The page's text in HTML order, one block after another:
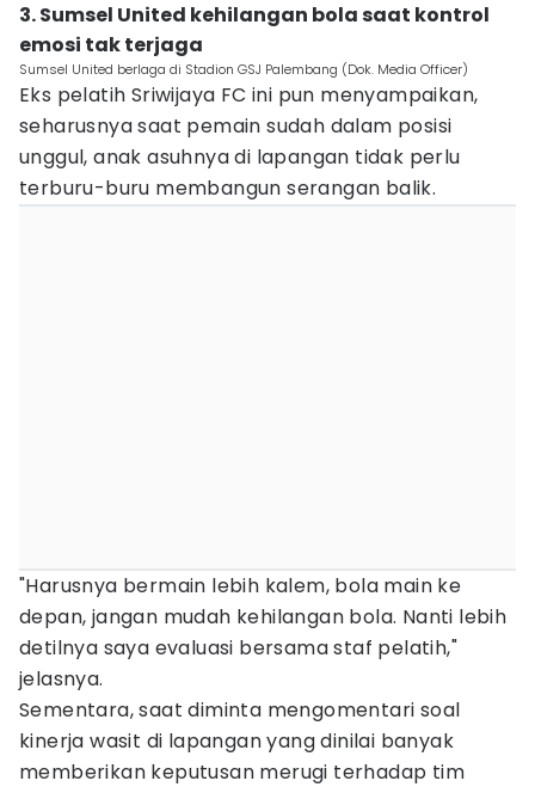
3. Sumsel United kehilangan bola saat kontrol
emosi tak terjaga
Sumsel United berlaga di Stadion GSJ Palembang (Dok. Media Officer)
Eks pelatih Sriwijaya FC ini pun menyampaikan,
seharusnya saat pemain sudah dalam posisi
unggul, anak asuhnya di lapangan tidak perlu
terburu-buru membangun serangan balik.
"Harusnya bermain lebih kalem, bola main ke
depan, jangan mudah kehilangan bola. Nanti lebih
detilnya saya evaluasi bersama staf pelatih,"
jelasnya.
Sementara, saat diminta mengomentari soal
kinerja wasit di lapangan yang dinilai banyak
memberikan keputusan merugi terhadap tim